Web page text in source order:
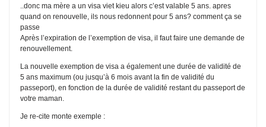
..donc ma mère a un visa viet kieu alors c’est valable 5 ans. apres
quand on renouvelle, ils nous redonnent pour 5 ans? comment ça se
passe
Après l’expiration de l’exemption de visa, il faut faire une demande de
renouvellement.
La nouvelle exemption de visa a également une durée de validité de
5 ans maximum (ou jusqu’à 6 mois avant la fin de validité du
passeport), en fonction de la durée de validité restant du passeport de
votre maman.
Je re-cite monte exemple :